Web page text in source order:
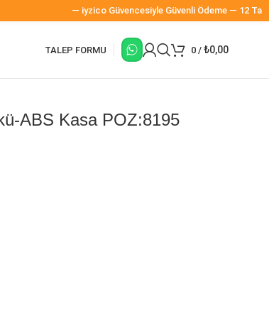
— iyzico Güvencesiyle Güvenli Ödeme — 12 Taksit
TALEP FORMU 0 / ₺0,00
ABS Kasa POZ:8195